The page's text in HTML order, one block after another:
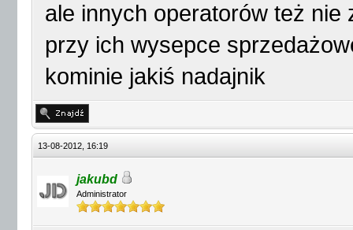
ale innych operatorów też nie
przy ich wysepce
kominie jakiś nadajnik
13-08-2012, 16:19
jakubd
Administrator